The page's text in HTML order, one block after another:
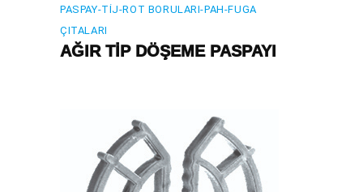
PASPAY-TIJ-ROT BORULARI-PAH-FUGA
ÇITALARI
AĞIR TİP DÖŞEME PASPAYI